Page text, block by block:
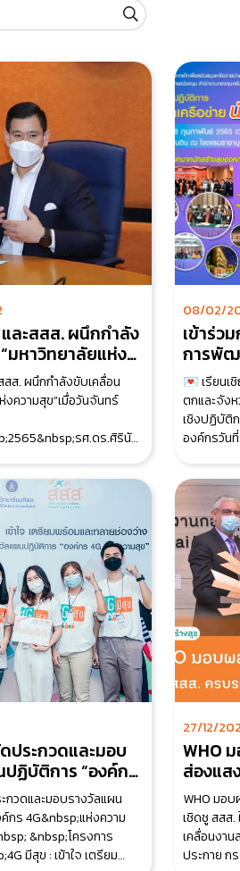
ละสสส. ผนึกกำลัง
มหาวิทยาลัยแห่ง
สส. ผนึกกำลังขับเคลื่อน
งความสุข”เมื่อวันจันทร์
รศ.ดร.ศิรินันท์
08/02/
เข้าร่ว
การพัฒ
สุของค์
💌 เรียนเ
ตกและจังห
เชิงปฏิบัติ
องค์กรวัน
ประกวดและมอบ
ปฏิบัติการ “องค์กร
มสุข”
วดและมอบรางวัลแผน
กร 4G&nbsp;แห่งความ
&nbsp;โครงการ
มีสุข : เข้าใจ เตรียม
27/12/
WHO
ส่องแส
ครบรอ
WHO มอบ
เชิดชู สสส
เคลื่อนงา
ประกาย ก